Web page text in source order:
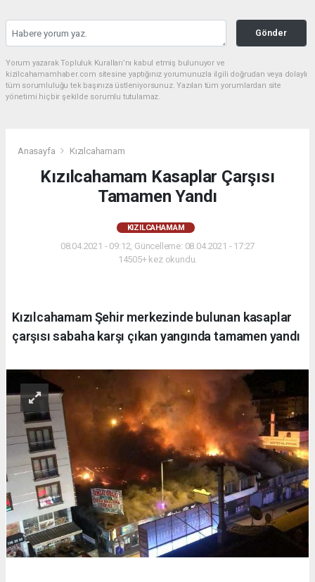
Gönder
Yorum yazarak Topluluk Kuralları’nı kabul etmiş bulunuyor ve
kizilcahamamhaber.com sitesine yaptığınız yorumunuzla ilgili doğrudan veya dolaylı
tüm sorumluluğu tek başınıza üstleniyorsunuz. Yazılan tüm yorumlardan site
yönetimi hiçbir şekilde sorumlu tutulamaz.
Anasayfa Kızılcahamam
Kızılcahamam Kasaplar Çarşısı
Tamamen Yandı
KIZILCAHAMAM
08.04.2021 - 09:12, Güncelleme: 08.04.2021 - 17:27
14505+ kez okundu.
Kızılcahamam Şehir merkezinde bulunan kasaplar
çarşısı sabaha karşı çıkan yangında tamamen yandı